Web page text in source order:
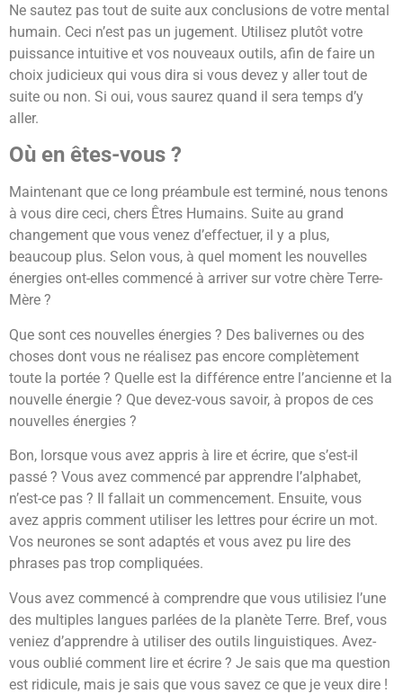
Ne sautez pas tout de suite aux conclusions de votre mental
humain. Ceci n’est pas un jugement. Utilisez plutôt votre
puissance intuitive et vos nouveaux outils, afin de faire un
choix judicieux qui vous dira si vous devez y aller tout de
suite ou non. Si oui, vous saurez quand il sera temps d’y
aller.
Où en êtes-vous ?
Maintenant que ce long préambule est terminé, nous tenons
à vous dire ceci, chers Êtres Humains. Suite au grand
changement que vous venez d’effectuer, il y a plus,
beaucoup plus. Selon vous, à quel moment les nouvelles
énergies ont-elles commencé à arriver sur votre chère Terre-
Mère ?
Que sont ces nouvelles énergies ? Des balivernes ou des
choses dont vous ne réalisez pas encore complètement
toute la portée ? Quelle est la différence entre l’ancienne et la
nouvelle énergie ? Que devez-vous savoir, à propos de ces
nouvelles énergies ?
Bon, lorsque vous avez appris à lire et écrire, que s’est-il
passé ? Vous avez commencé par apprendre l’alphabet,
n’est-ce pas ? Il fallait un commencement. Ensuite, vous
avez appris comment utiliser les lettres pour écrire un mot.
Vos neurones se sont adaptés et vous avez pu lire des
phrases pas trop compliquées.
Vous avez commencé à comprendre que vous utilisiez l’une
des multiples langues parlées de la planète Terre. Bref, vous
veniez d’apprendre à utiliser des outils linguistiques. Avez-
vous oublié comment lire et écrire ? Je sais que ma question
est ridicule, mais je sais que vous savez ce que je veux dire !